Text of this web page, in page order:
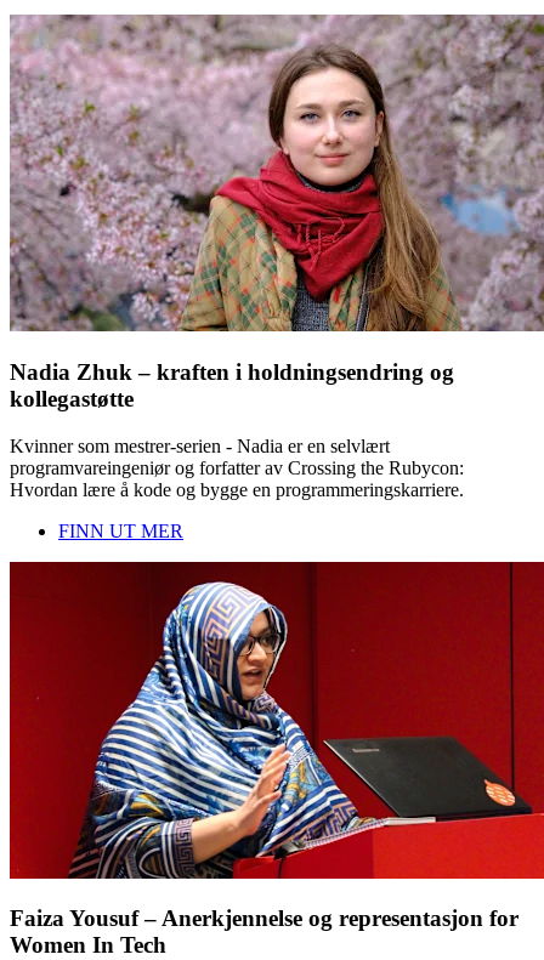
Nadia Zhuk – kraften i holdningsendring og
kollegastøtte
Kvinner som mestrer-serien - Nadia er en selvlært
programvareingeniør og forfatter av Crossing the Rubycon:
Hvordan lære å kode og bygge en programmeringskarriere.
FINN UT MER
Faiza Yousuf – Anerkjennelse og representasjon for
Women In Tech